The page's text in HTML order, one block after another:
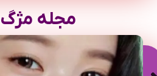
مجله مژگ